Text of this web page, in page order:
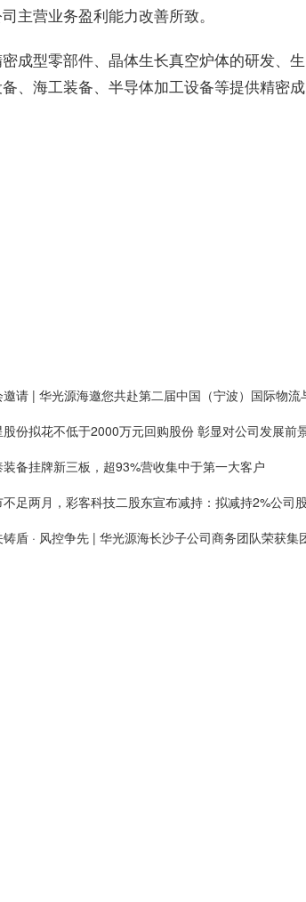
主营业务盈利能力改善所致。
成型零部件、晶体生长真空炉体的研发、生
、海工装备、半导体加工设备等提供精密成
装备挂牌新三板，超93%营收集中于第一大客户